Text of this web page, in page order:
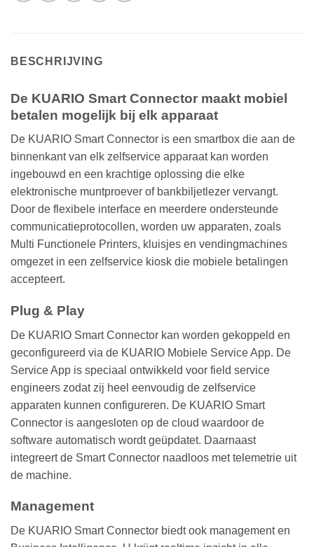
BESCHRIJVING
De KUARIO Smart Connector maakt mobiel
betalen mogelijk bij elk apparaat
De KUARIO Smart Connector is een smartbox die aan de
binnenkant van elk zelfservice apparaat kan worden
ingebouwd en een krachtige oplossing die elke
elektronische muntproever of bankbiljetlezer vervangt.
Door de flexibele interface en meerdere ondersteunde
communicatieprotocollen, worden uw apparaten, zoals
Multi Functionele Printers, kluisjes en vendingmachines
omgezet in een zelfservice kiosk die mobiele betalingen
accepteert.
Plug & Play
De KUARIO Smart Connector kan worden gekoppeld en
geconfigureerd via de KUARIO Mobiele Service App. De
Service App is speciaal ontwikkeld voor field service
engineers zodat zij heel eenvoudig de zelfservice
apparaten kunnen configureren. De KUARIO Smart
Connector is aangesloten op de cloud waardoor de
software automatisch wordt geüpdatet. Daarnaast
integreert de Smart Connector naadloos met telemetrie uit
de machine.
Management
De KUARIO Smart Connector biedt ook management en